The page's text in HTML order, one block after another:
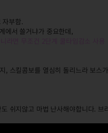
부함.
에서 쓸거냐가 중요한데,
, 스킬콤보를 열심히 돌리느라 보
쉬지않고 마법 난사해야합니다. 브